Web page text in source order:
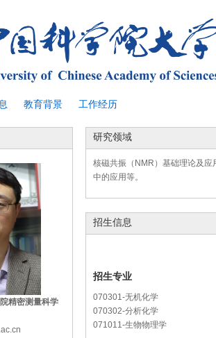
教育背景 工作经历
精密测量科学
研究领域
核磁共振（NMR）基础理论及
中的应用等。
招生信息
招生专业
070301-无机化学
070302-分析化学
071011-生物物理学